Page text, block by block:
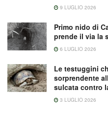
9 LUGLIO 2026
Primo nido di
prende il via la
6 LUGLIO 2026
Le testuggini
sorprendente
sulcata contro
3 LUGLIO 2026